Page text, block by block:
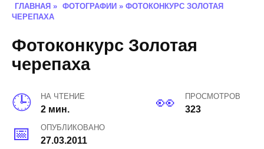
ГЛАВНАЯ » ФОТОГРАФИИ » ФОТОКОНКУРС ЗОЛОТАЯ
ЧЕРЕПАХА
Фотоконкурс Золотая
черепаха
НА ЧТЕНИЕ
2 мин.
ПРОСМОТРОВ
323
ОПУБЛИКОВАНО
27.03.2011